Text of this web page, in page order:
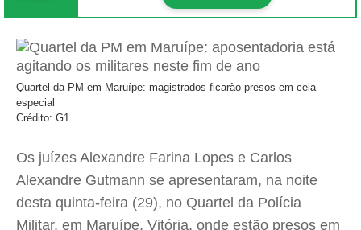
Quartel da PM em Maruípe: magistrados ficarão presos em cela
especial
Crédito: G1
Os juízes Alexandre Farina Lopes e Carlos
Alexandre Gutmann se apresentaram, na noite
desta quinta-feira (29), no Quartel da Polícia
Militar, em Maruípe, Vitória, onde estão presos em